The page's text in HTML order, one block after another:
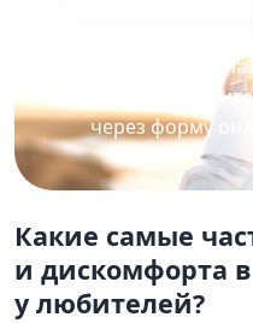
Для записи
процедуру
через форму
Какие самые
и дискомфорта
у любителей?